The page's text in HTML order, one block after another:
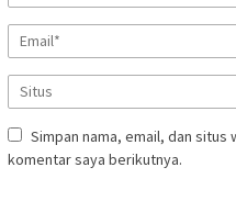
Simpan nama, email, dan
komentar saya berikutnya.